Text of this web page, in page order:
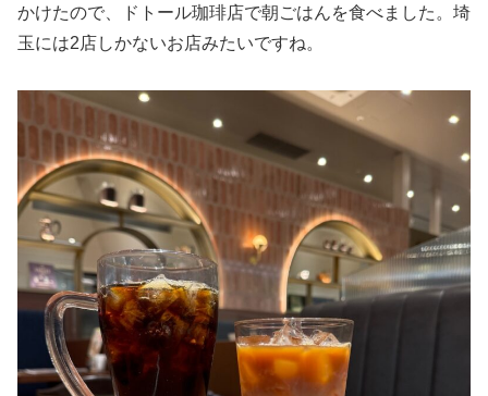
かけたので、ドトール珈琲店で朝ごはんを食べました。埼
玉には2店しかないお店みたいですね。